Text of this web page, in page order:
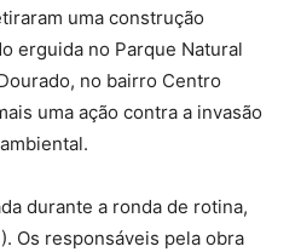
uma construção
erguida no Parque Natural
no bairro Centro
uma ação contra a invasão
durante a ronda de rotina,
Os responsáveis pela obra